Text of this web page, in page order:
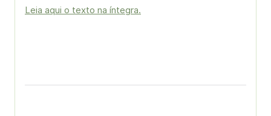
Leia aqui o texto na íntegra.